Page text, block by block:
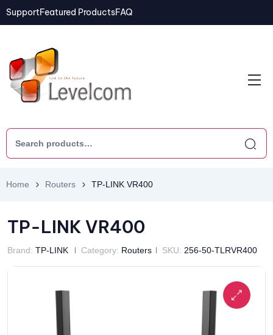
SupportFeatured ProductsFAQ
Home Routers TP-LINK VR400
TP-LINK VR400
Brand: TP-LINK Category: Routers SKU: 256-50-TLRVR400